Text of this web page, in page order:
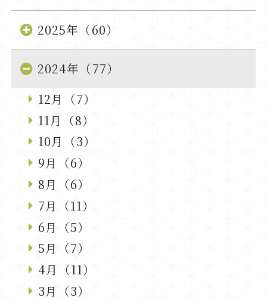
2025年（60）
2024年（77）
12月（7）
11月（8）
10月（3）
9月（6）
8月（6）
7月（11）
6月（5）
5月（7）
4月（11）
3月（3）